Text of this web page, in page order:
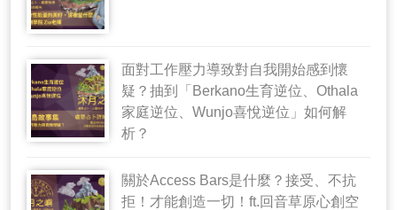
面對工作壓力導致對自我開始感到懷
疑？抽到「Berkano生育逆位、Othala
家庭逆位、Wunjo喜悅逆位」如何解
析？
關於Access Bars是什麼？接受、不抗
拒！才能創造一切！ft.回音草原心創空